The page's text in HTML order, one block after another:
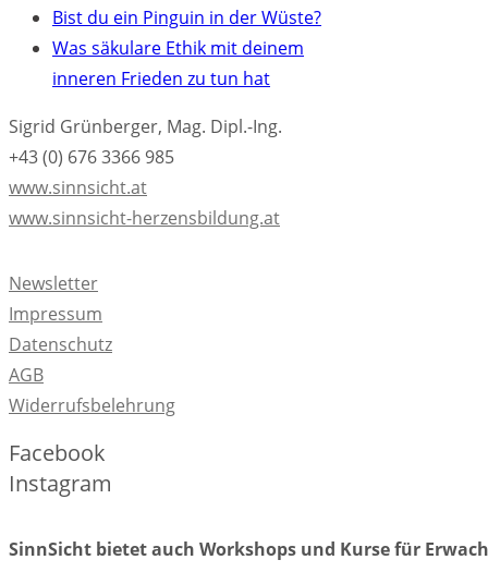
Bist du ein Pinguin in der Wüste?
Was säkulare Ethik mit deinem
inneren Frieden zu tun hat
Sigrid Grünberger, Mag. Dipl.-Ing.
+43 (0) 676 3366 985
www.sinnsicht.at
www.sinnsicht-herzensbildung.at
Newsletter
Impressum
Datenschutz
AGB
Widerrufsbelehrung
Facebook
Instagram
SinnSicht bietet auch Workshops und Kurse für